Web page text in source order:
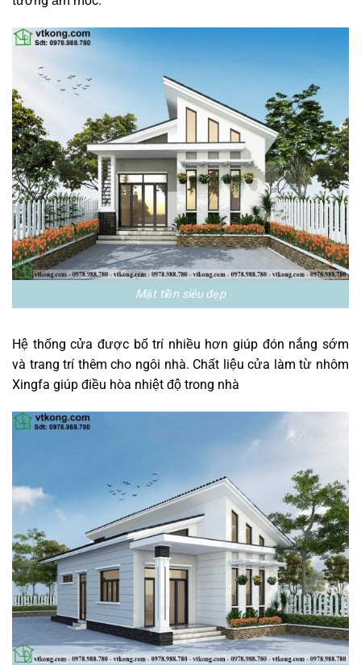
Mặt tiền siêu đẹp
Hệ thống cửa được bố trí nhiều hơn giúp đón nắng sớm
và trang trí thêm cho ngôi nhà. Chất liệu cửa làm từ nhôm
Xingfa giúp điều hòa nhiệt độ trong nhà